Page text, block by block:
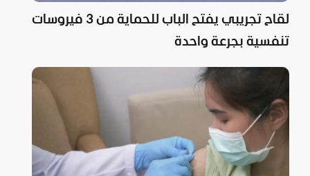
لقاح تجريبي يفتح الباب للحماية من 3 فيروسات
تنفسية بجرعة واحدة